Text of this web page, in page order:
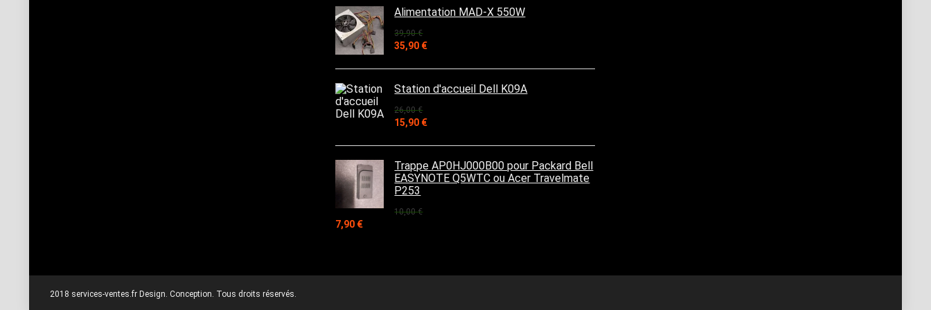
était :
39,90 €.
est :
32,90 €.
Alimentation MAD-X 550W
39,90€
Le
initial
était :
39,90 €.
35,90 €Le
actuel
est :
35,90 €.
Station d'accueil Dell K09A
26,00€
Le
initial
était :
26,00 €.
15,90 €Le
actuel
est :
15,90 €.
Trappe AP0HJ000B00 pour Packard Bell
EASYNOTE Q5WTC ou Acer Travelmate
P253
10,00€
Le
10,00 €.
7,90 €Le
7,90 €.
2018 services-ventes.fr Design. Conception. Tous droits réservés.